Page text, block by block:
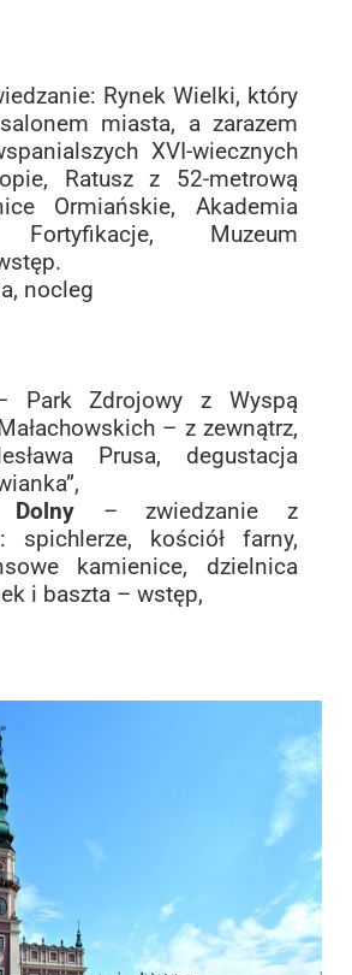
Rynek Wielki, który
miasta, a zarazem
XVI-wiecznych
Ratusz z 52-metrową
Ormiańskie, Akademia
Fortyfikacje, Muzeum
nocleg
Zdrojowy z Wyspą
– z zewnątrz,
Prusa, degustacja
Dolny – zwiedzanie z
spichlerze, kościół farny,
kamienice, dzielnica
i baszta – wstęp,